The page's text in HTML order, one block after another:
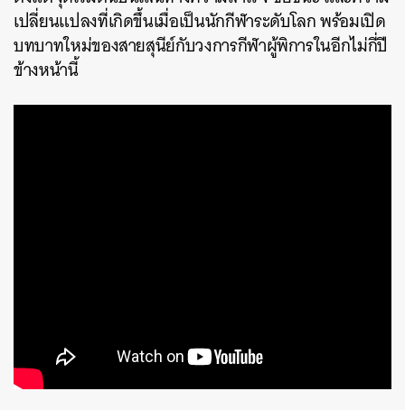
เปลี่ยนแปลงที่เกิดขึ้นเมื่อเป็นนักกีฬาระดับโลก พร้อมเปิด
บทบาทใหม่ของสายสุนีย์กับวงการกีฬาผู้พิการในอีกไม่กี่ปี
ข้างหน้านี้